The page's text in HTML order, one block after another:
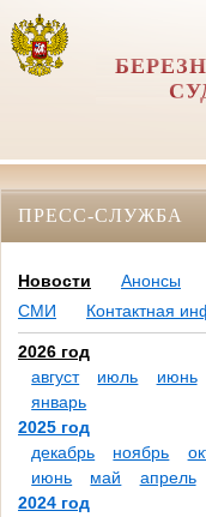
ПРЕСС-СЛУЖБА
Новости Анонсы
СМИ
Контактная
2026 год
август
июль июнь
январь
2025 год
декабрь
ноябрь
июнь
май апрель
2024 год